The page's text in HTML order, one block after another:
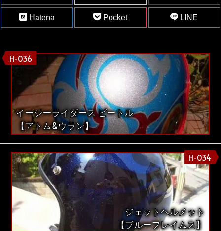
Hatena Pocket LINE
H-036
イージーライダース ビートル
【アトム&ウラン】
H-034
ジェットヘルメット
【ブルーフレイムス】